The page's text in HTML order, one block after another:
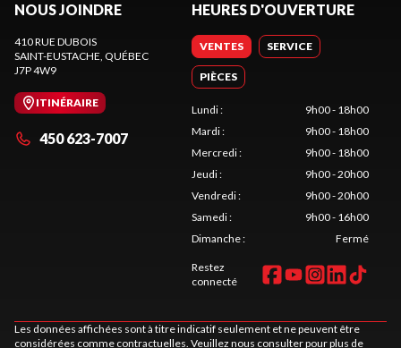
NOUS JOINDRE
410 RUE DUBOIS
SAINT-EUSTACHE, QUÉBEC
J7P 4W9
ITINÉRAIRE
450 623-7007
HEURES D'OUVERTURE
VENTES SERVICE
PIÈCES
Lundi:
9h00 - 18h00
Mardi:
9h00 - 18h00
Mercredi:
9h00 - 18h00
Jeudi:
9h00 - 20h00
Vendredi:
9h00 - 20h00
Samedi:
9h00 - 16h00
Dimanche: Fermé
Restez
connecté
Les données affichées sont à titre indicatif seulement et ne peuvent être
considérées comme contractuelles. Veuillez nous consulter pour plus de